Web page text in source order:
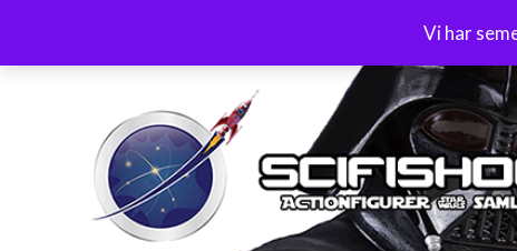
Vi har
innehåll
Öppet köp 30 dagar